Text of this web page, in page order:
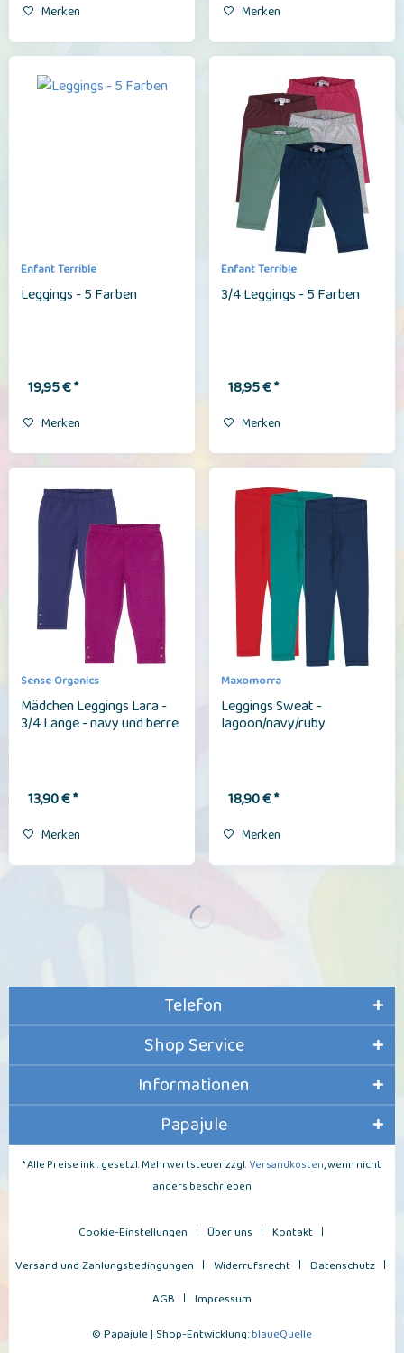
Merken Merken
Enfant Terrible
Leggings - 5 Farben
19,95 € *
Merken
Enfant Terrible
3/4 Leggings - 5 Farben
18,95 € *
Merken
Sense Organics
Mädchen Leggings Lara -
3/4 Länge - navy und berre
13,90 € *
Merken
Maxomorra
Leggings Sweat -
lagoon/navy/ruby
18,90 € *
Merken
Telefon
Shop Service
Informationen
Papajule
* Alle Preise inkl. gesetzl. Mehrwertsteuer zzgl. Versandkosten, wenn nicht
anders beschrieben
Cookie-Einstellungen Über uns
Kontakt
Versand und Zahlungsbedingungen
Widerrufsrecht
Datenschutz
AGB
Impressum
© Papajule | Shop-Entwicklung:blaueQuelle